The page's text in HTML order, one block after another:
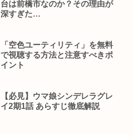
台は前橋市なのか？その理由が
深すぎた…
「空色ユーティリティ」を無料
で視聴する方法と注意すべきポ
イント
【必見】ウマ娘シンデレラグレ
イ2期1話 あらすじ徹底解説